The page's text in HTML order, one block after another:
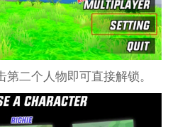
二个人物即可直接解锁。